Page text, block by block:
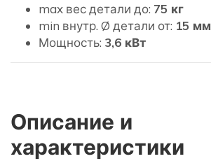
max вес детали до: 75 кг
min внутр. Ø детали от: 15 мм
Мощность: 3,6 кВт
Описание и
характеристики